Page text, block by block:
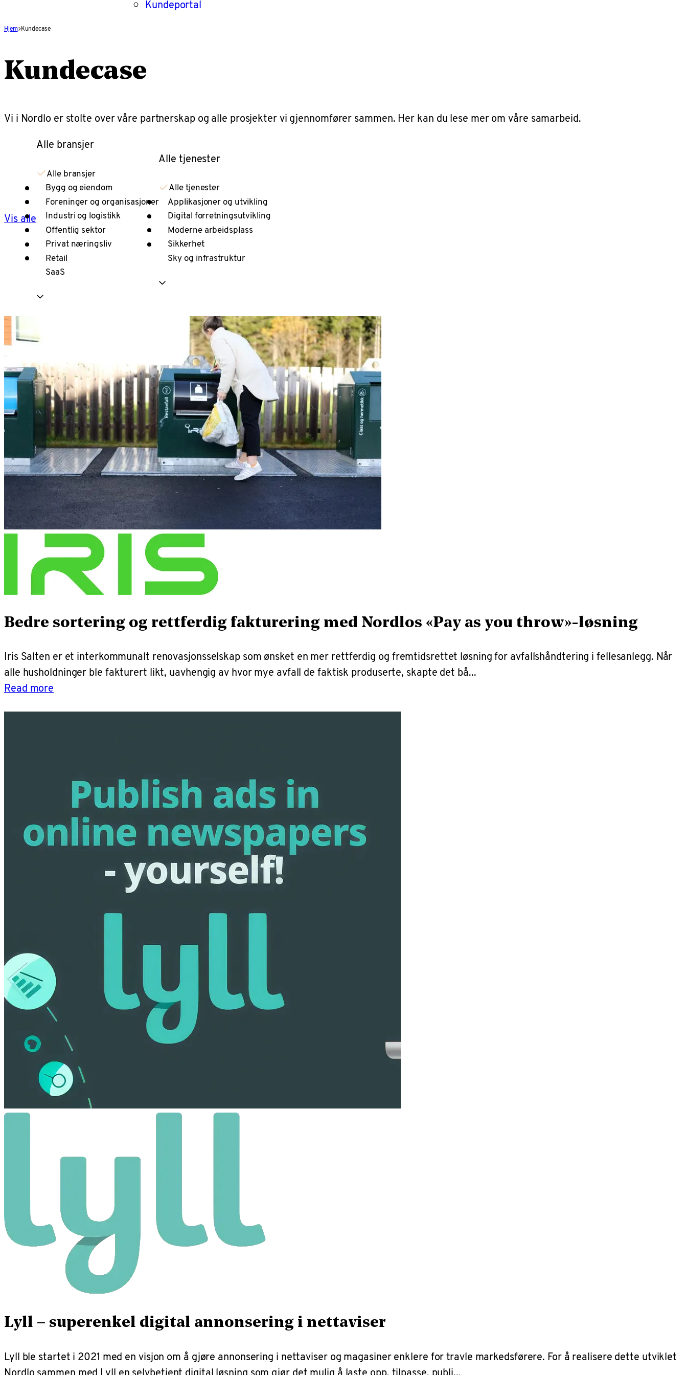
Kundeportal
Hjem Kundecase
Kundecase
Vi i Nordlo er stolte over våre partnerskap og alle prosjekter vi gjennomfører sammen. Her kan du lese mer om våre samarbeid.
Vis alle
Alle bransjer
Alle bransjer
Bygg og eiendom
Foreninger og organisasjoner
Industri og logistikk
Offentlig sektor
Privat næringsliv
Retail
SaaS
Alle tjenester
Alle tjenester
Applikasjoner og utvikling
Digital forretningsutvikling
Moderne arbeidsplass
Sikkerhet
Sky og infrastruktur
Bedre sortering og rettferdig fakturering med Nordlos «Pay as you throw»-løsning
Iris Salten er et interkommunalt renovasjonsselskap som ønsket en mer rettferdig og fremtidsrettet løsning for avfallshåndtering i fellesanlegg. Når
alle husholdninger ble fakturert likt, uavhengig av hvor mye avfall de faktisk produserte, skapte det bå...
Read more
Lyll – superenkel digital annonsering i nettaviser
Lyll ble startet i 2021 med en visjon om å gjøre annonsering i nettaviser og magasiner enklere for travle markedsførere. For å realisere dette utviklet
Nordlo sammen med Lyll en selvbetjent digital løsning som gjør det mulig å laste opp, tilpasse, publi...